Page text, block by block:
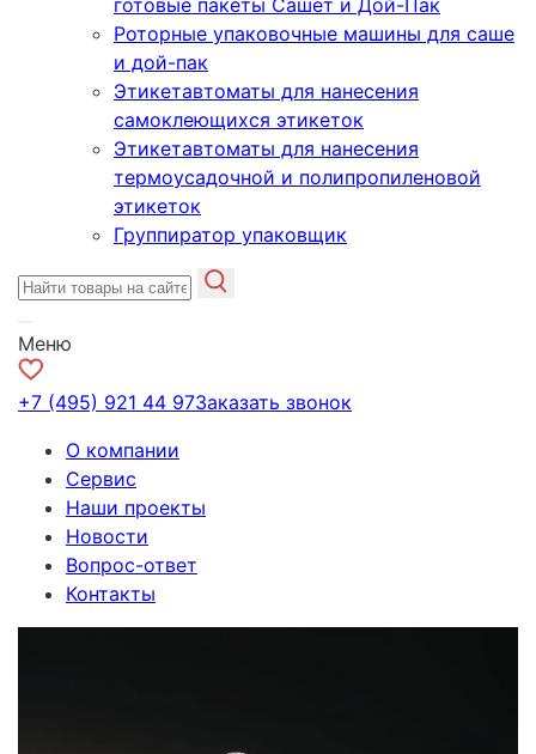
готовые пакеты Сашет и Дой-Пак
Роторные упаковочные машины для саше
и дой-пак
Этикетавтоматы для нанесения
самоклеющихся этикеток
Этикетавтоматы для нанесения
термоусадочной и полипропиленовой
этикеток
Группиратор упаковщик
Меню
+7 (495) 921 44 97Заказать звонок
О компании
Сервис
Наши проекты
Новости
Вопрос-ответ
Контакты